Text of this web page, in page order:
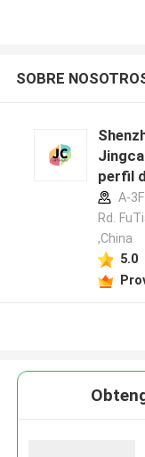
SOBRE
perfil
A-
Rd.
,China
5.0